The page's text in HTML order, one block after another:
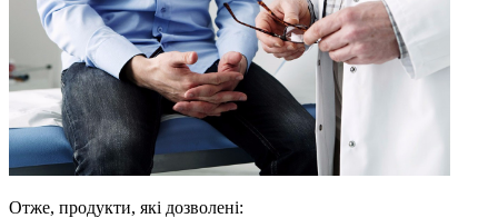
Отже, продукти, які дозволені: